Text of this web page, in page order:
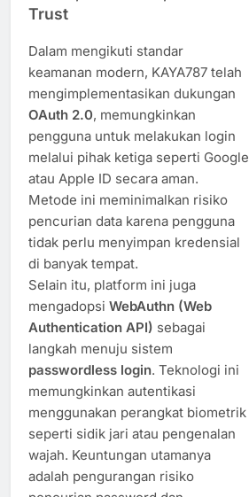
Trust
Dalam mengikuti standar
keamanan modern, KAYA787 telah
mengimplementasikan dukungan
OAuth 2.0, memungkinkan
pengguna untuk melakukan login
melalui pihak ketiga seperti Google
atau Apple ID secara aman.
Metode ini meminimalkan risiko
pencurian data karena pengguna
tidak perlu menyimpan kredensial
di banyak tempat.
Selain itu, platform ini juga
mengadopsi WebAuthn (Web
Authentication API) sebagai
langkah menuju sistem
passwordless login. Teknologi ini
memungkinkan autentikasi
menggunakan perangkat biometrik
seperti sidik jari atau pengenalan
wajah. Keuntungan utamanya
adalah pengurangan risiko